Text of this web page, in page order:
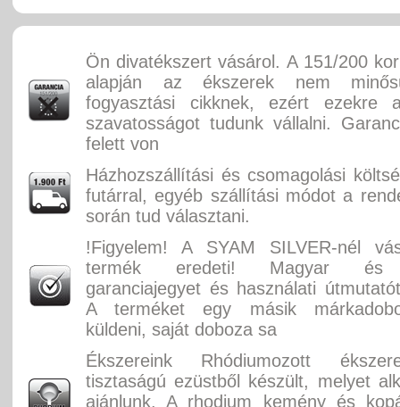
Ön divatékszert vásárol. A 151/200
alapján az ékszerek nem
fogyasztási cikknek, ezért ezekre
szavatosságot tudunk vállalni.
felett von
Házhozszállítási és csomagolási
futárral, egyéb szállítási módot a
során tud választani.
!Figyelem! A SYAM SILVER-nél
termék eredeti! Magyar és
garanciajegyet és használati
A terméket egy másik
küldeni, saját doboza sa
Ékszereink Rhódiumozott
tisztaságú ezüstből készült, melyet
ajánlunk. A rhodium kemény és